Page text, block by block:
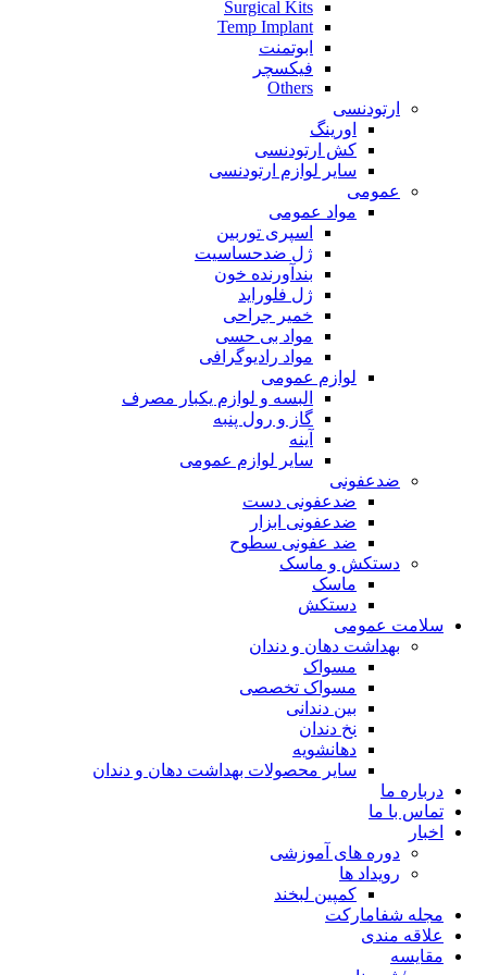
Surgical Kits
Temp Implant
ابوتمنت
فیکسچر
Others
ارتودنسی
اورینگ
کش ارتودنسی
سایر لوازم ارتودنسی
عمومی
مواد عمومی
اسپری توربین
ژل ضدحساسیت
بندآورنده خون
ژل فلوراید
خمیر جراحی
مواد بی حسی
مواد رادیوگرافی
لوازم عمومی
البسه و لوازم یکبار مصرف
گاز و رول پنبه
آینه
سایر لوازم عمومی
ضدعفونی
ضدعفونی دست
ضدعفونی ابزار
ضد عفونی سطوح
دستکش و ماسک
ماسک
دستکش
سلامت عمومی
بهداشت دهان و دندان
مسواک
مسواک تخصصی
بین دندانی
نخ دندان
دهانشویه
سایر محصولات بهداشت دهان و دندان
درباره ما
تماس با ما
اخبار
دوره های آموزشی
رویداد ها
کمپین لبخند
مجله شفامارکت
علاقه مندی
مقایسه